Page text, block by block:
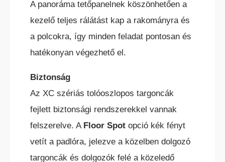
A panoráma tetőpanelnek köszönhetően a
kezelő teljes rálátást kap a rakományra és
a polcokra, így minden feladat pontosan és
hatékonyan végezhető el.
Biztonság
Az XC szériás tolóoszlopos targoncák
fejlett biztonsági rendszerekkel vannak
felszerelve. A Floor Spot opció kék fényt
vetít a padlóra, jelezve a közelben dolgozó
targoncák és dolgozók felé a közeledő